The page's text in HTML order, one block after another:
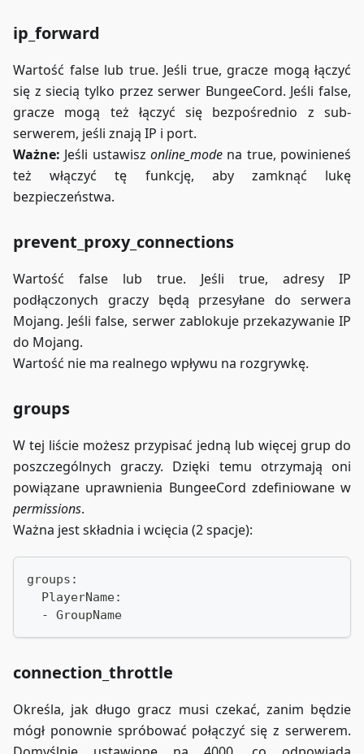
ip_forward
Wartość false lub true. Jeśli true, gracze mogą łączyć
się z siecią tylko przez serwer BungeeCord. Jeśli false,
gracze mogą też łączyć się bezpośrednio z sub-
serwerem, jeśli znają IP i port.
Ważne: Jeśli ustawisz online_mode na true, powinieneś
też włączyć tę funkcję, aby zamknąć lukę
bezpieczeństwa.
prevent_proxy_connections
Wartość false lub true. Jeśli true, adresy IP
podłączonych graczy będą przesyłane do serwera
Mojang. Jeśli false, serwer zablokuje przekazywanie IP
do Mojang.
Wartość nie ma realnego wpływu na rozgrywkę.
groups
W tej liście możesz przypisać jedną lub więcej grup do
poszczególnych graczy. Dzięki temu otrzymają oni
powiązane uprawnienia BungeeCord zdefiniowane w
permissions.
Ważna jest składnia i wcięcia (2 spacje):
groups:
  PlayerName:
  - GroupName
connection_throttle
Określa, jak długo gracz musi czekać, zanim będzie
mógł ponownie spróbować połączyć się z serwerem.